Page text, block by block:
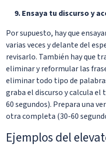
Ensaya tu discurso y
Por supuesto, hay que
varias veces y delante del
revisarlo. También hay que
eliminar y reformular las
eliminar todo tipo de
graba el discurso y calcula
60 segundos). Prepara una
otra completa (30-60
Ejemplos del